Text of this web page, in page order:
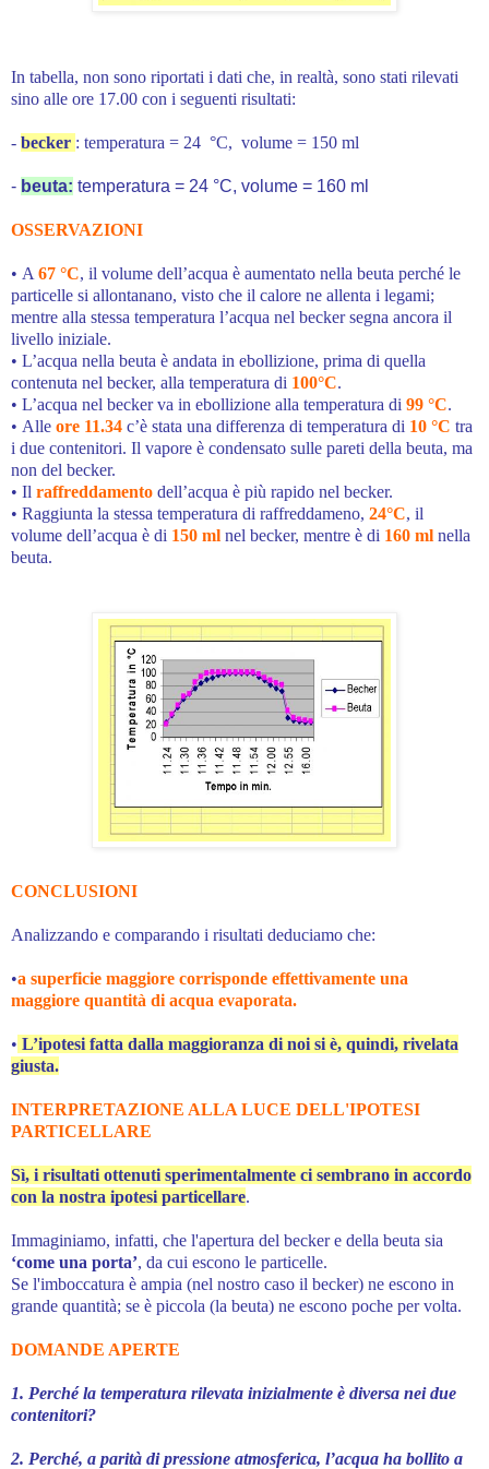
In tabella, non sono riportati i dati che, in realtà, sono stati rilevati
sino alle ore 17.00 con i seguenti risultati:
- becker : temperatura = 24 °C, volume = 150 ml
- beuta: temperatura = 24 °C, volume = 160 ml
OSSERVAZIONI
• A 67 °C, il volume dell’acqua è aumentato nella beuta perché le
particelle si allontanano, visto che il calore ne allenta i legami;
mentre alla stessa temperatura l’acqua nel becker segna ancora il
livello iniziale.
• L’acqua nella beuta è andata in ebollizione, prima di quella
contenuta nel becker, alla temperatura di 100°C.
• L’acqua nel becker va in ebollizione alla temperatura di 99 °C.
• Alle ore 11.34 c’è stata una differenza di temperatura di 10 °C tra
i due contenitori. Il vapore è condensato sulle pareti della beuta, ma
non del becker.
• Il raffreddamento dell’acqua è più rapido nel becker.
• Raggiunta la stessa temperatura di raffreddameno, 24°C, il
volume dell’acqua è di 150 ml nel becker, mentre è di 160 ml nella
beuta.
CONCLUSIONI
Analizzando e comparando i risultati deduciamo che:
•a superficie maggiore corrisponde effettivamente una
maggiore quantità di acqua evaporata.
• L’ipotesi fatta dalla maggioranza di noi si è, quindi, rivelata
giusta.
INTERPRETAZIONE ALLA LUCE DELL'IPOTESI
PARTICELLARE
Sì, i risultati ottenuti sperimentalmente ci sembrano in accordo
con la nostra ipotesi particellare.
Immaginiamo, infatti, che l'apertura del becker e della beuta sia
‘come una porta’, da cui escono le particelle.
Se l'imboccatura è ampia (nel nostro caso il becker) ne escono in
grande quantità; se è piccola (la beuta) ne escono poche per volta.
DOMANDE APERTE
1. Perché la temperatura rilevata inizialmente è diversa nei due
contenitori?
2. Perché, a parità di pressione atmosferica, l’acqua ha bollito a